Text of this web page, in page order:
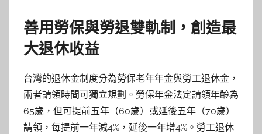
善用勞保與勞退雙軌制，創造最
大退休收益
台灣的退休金制度分為勞保老年年金與勞工退休金，
兩者請領時間可獨立規劃。勞保年金法定請領年齡為
65歲，但可提前五年（60歲）或延後五年（70歲）
請領，每提前一年減4%，延後一年增4%。勞工退休